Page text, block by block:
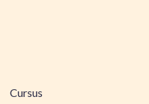
Cursus